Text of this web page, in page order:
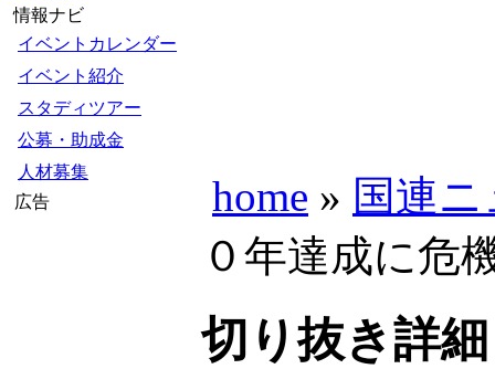
情報ナビ
イベントカレンダー
イベント紹介
スタディツアー
公募・助成金
人材募集
広告
home » 国連
０年達成に危
切り抜き詳細